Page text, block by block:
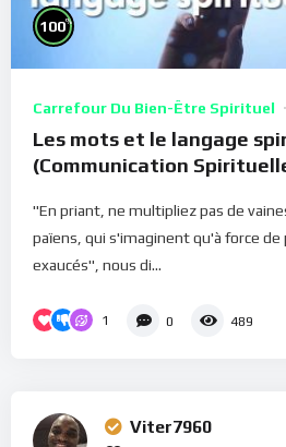
100%
Carrefour Du Bien-Être Spirituel
Les mots et le langage
(Communication Spirituelle
"En priant, ne multipliez pas de
païens, qui s'imaginent qu'à force de
exaucés", nous di...
1 0 489
Viter7960